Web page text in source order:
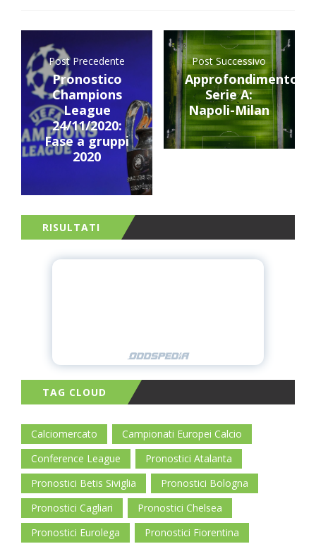
Post Precedente
Pronostico
Champions
League
24/11/2020:
Fase a gruppi
2020
Post Successivo
Approfondimento
Serie A:
Napoli-Milan
RISULTATI
TAG CLOUD
Calciomercato
Campionati Europei Calcio
Conference League
Pronostici Atalanta
Pronostici Betis Siviglia
Pronostici Bologna
Pronostici Cagliari
Pronostici Chelsea
Pronostici Eurolega
Pronostici Fiorentina